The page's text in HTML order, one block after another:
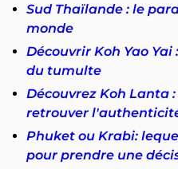
Sud Thaïlande : le
monde
Découvrir Koh Yao Yai
du tumulte
Découvrez Koh Lanta
retrouver
Phuket ou Krabi:
pour prendre une